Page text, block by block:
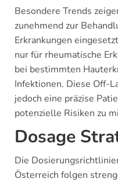
Besondere Trends
zunehmend zur
Erkrankungen
nur für rheumatische
bei bestimmten
Infektionen. Diese Off-
jedoch eine präzise
potenzielle Risiken zu
Dosage
Die
Österreich folgen